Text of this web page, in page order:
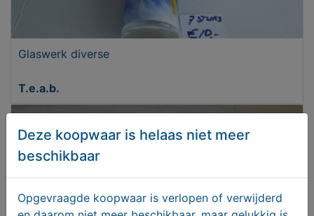
Glaswerk diverse
T.e.a.b.
Deze koopwaar is helaas niet meer
beschikbaar
Opgevraagde koopwaar is verlopen of verwijderd